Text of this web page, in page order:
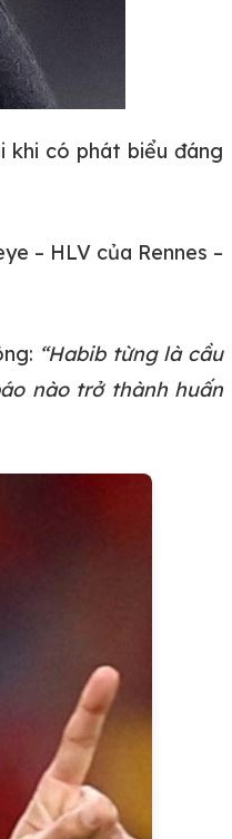
khi có phát biểu đáng
– HLV của Rennes –
“Habib từng là cầu
nào trở thành huấn